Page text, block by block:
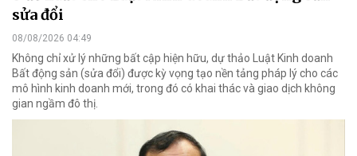
sửa đổi
08/08/2026 04:49
Không chỉ xử lý những bất cập hiện hữu, dự thảo Luật Kinh doanh
Bất động sản (sửa đổi) được kỳ vọng tạo nền tảng pháp lý cho các
mô hình kinh doanh mới, trong đó có khai thác và giao dịch không
gian ngầm đô thị.